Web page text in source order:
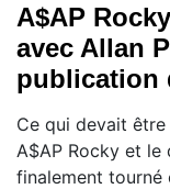
A$AP
avec Allan
publication
Ce qui devait
A$AP Rocky et le
finalement tourné